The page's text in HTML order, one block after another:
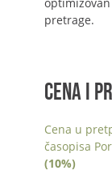
pretrage.
CENA I
Cena u
časopisa
(10%)